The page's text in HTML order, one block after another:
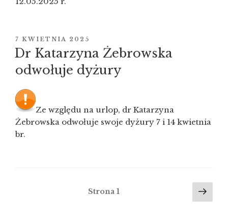
and
OPUBLIKOWANE
W
7 KWIETNIA 2025
Dr Katarzyna Żebrowska
odwołuje dyżury
Ze względu na urlop, dr Katarzyna
Żebrowska odwołuje swoje dyżury 7 i 14 kwietnia
br.
StronicowanieStrona 1